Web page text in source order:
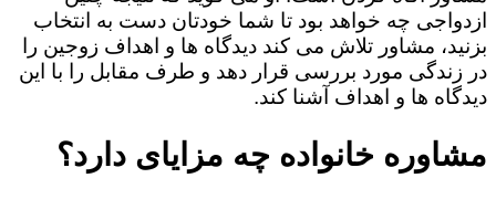
ازدواجی چه خواهد بود تا شما خودتان دست به انتخاب
بزنید، مشاور تلاش می کند دیدگاه ها و اهداف زوجین را
در زندگی مورد بررسی قرار دهد و طرف مقابل را با این
دیدگاه ها و اهداف آشنا کند.
مشاوره خانواده چه مزایای دارد؟